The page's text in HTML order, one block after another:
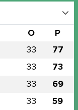
O P
33 77
33 73
33 69
33 59